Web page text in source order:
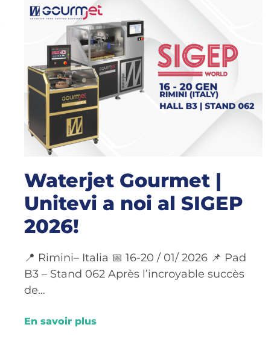
Waterjet Gourmet |
Unitevi a noi al SIGEP
2026!
📍 Rimini– Italia 📅 16-20 / 01/ 2026 📌 Pad
B3 – Stand 062 Après l’incroyable succès
de…
En savoir plus